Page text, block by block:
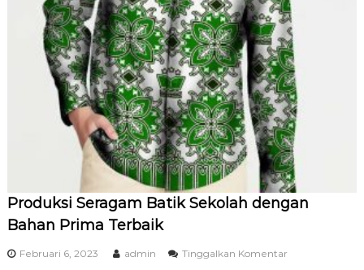
m
b
o
l
I
d
e
n
t
i
t
a
s
Produksi Seragam Batik Sekolah dengan
Bahan Prima Terbaik
Februari 6, 2023 admin Tinggalkan Komentarp